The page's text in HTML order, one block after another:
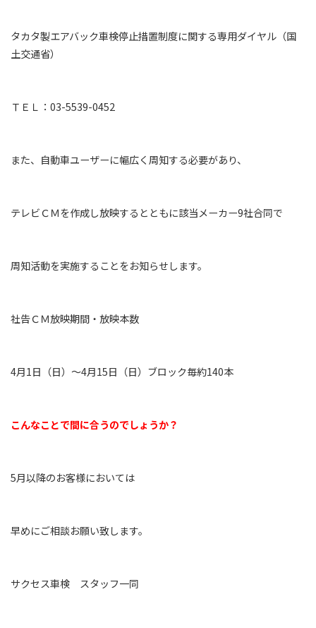
タカタ製エアバック車検停止措置制度に関する専用ダイヤル（国
土交通省）
ＴＥＬ：03-5539-0452
また、自動車ユーザーに幅広く周知する必要があり、
テレビＣＭを作成し放映するとともに該当メーカー9社合同で
周知活動を実施することをお知らせします。
社告ＣＭ放映期間・放映本数
4月1日（日）～4月15日（日）ブロック毎約140本
こんなことで間に合うのでしょうか？
5月以降のお客様においては
早めにご相談お願い致します。
サクセス車検 スタッフ一同